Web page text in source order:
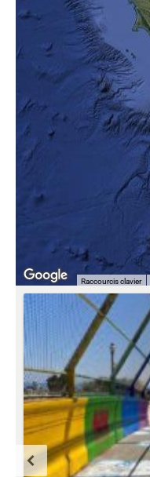
Raccourcis clavier